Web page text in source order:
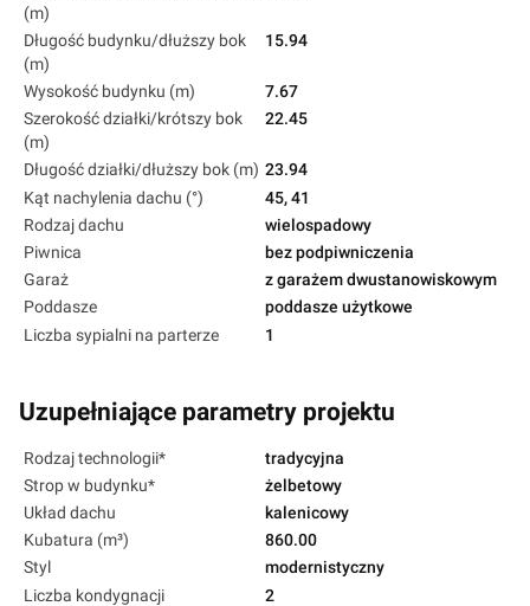
(m)
Długość budynku/dłuższy bok
(m)
15.94
Wysokość budynku (m)
7.67
Szerokość działki/krótszy bok
(m)
22.45
Długość działki/dłuższy bok (m) 23.94
Kąt nachylenia dachu (°)
45, 41
Rodzaj dachu
wielospadowy
Piwnica
bez podpiwniczenia
Garaż
z garażem dwustanowiskowym
Poddasze
poddasze użytkowe
Liczba sypialni na parterze
1
Uzupełniające parametry projektu
Rodzaj technologii*
tradycyjna
Strop w budynku*
żelbetowy
Układ dachu
kalenicowy
Kubatura (m³)
860.00
Styl
modernistyczny
Liczba kondygnacji
2